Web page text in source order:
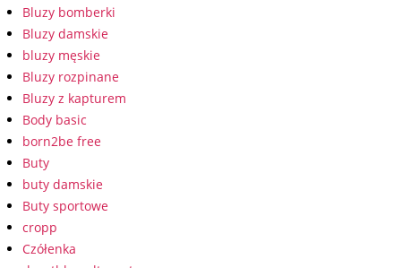
Bluzy bomberki
Bluzy damskie
bluzy męskie
Bluzy rozpinane
Bluzy z kapturem
Body basic
born2be free
Buty
buty damskie
Buty sportowe
cropp
Czółenka